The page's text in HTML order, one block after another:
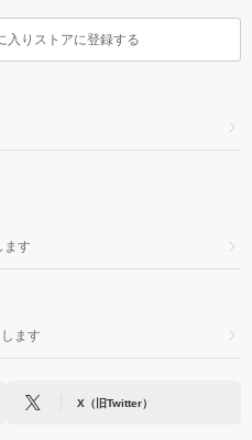
入りストアに登録する
ます
ます
X（旧Twitter）